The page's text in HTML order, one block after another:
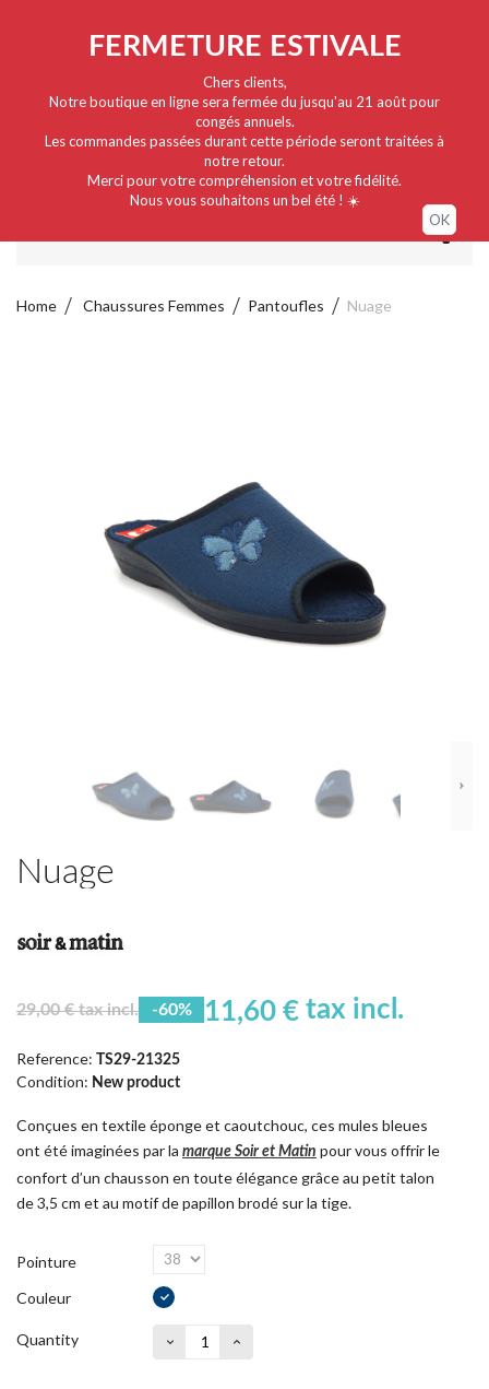
FERMETURE ESTIVALE
Chers clients,
Notre boutique en ligne sera fermée du jusqu'au 21 août pour
congés annuels.
Les commandes passées durant cette période seront traitées à
notre retour.
Merci pour votre compréhension et votre fidélité.
Nous vous souhaitons un bel été ! ☀️
OK
Home Chaussures Femmes Pantoufles Nuage
Nuage
29,00 € tax incl. -60% 11,60 € tax incl.
Reference: TS29-21325
Condition: New product
Conçues en textile éponge et caoutchouc, ces mules bleues
ont été imaginées par la marque Soir et Matin pour vous offrir le
confort d’un chausson en toute élégance grâce au petit talon
de 3,5 cm et au motif de papillon brodé sur la tige.
Pointure
Couleur
Quantity